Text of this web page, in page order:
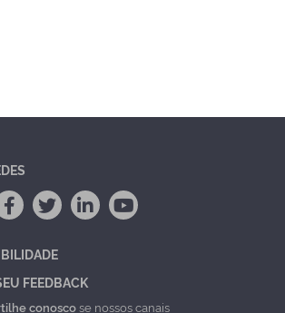
FEEDBACK
conoscose nossos canais